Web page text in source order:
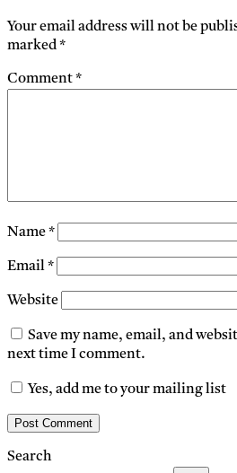
Your email address will not be
marked*
Comment*
Name*
Email*
Website
Save my name, email, and
next time I comment.
Yes, add me to your mailing list
Search